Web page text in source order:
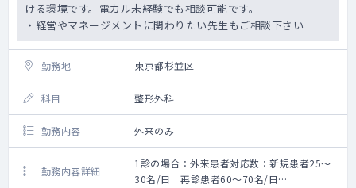
ける環境です。電カル未経験でも相談可能です。
・経営やマネージメントに関わりたい先生もご相談下さい
勤務地 東京都杉並区
科目 整形外科
勤務内容 外来のみ
勤務内容詳細
1診の場合：外来患者対応数：新規患者25〜
30名/日 再診患者60〜70名/日